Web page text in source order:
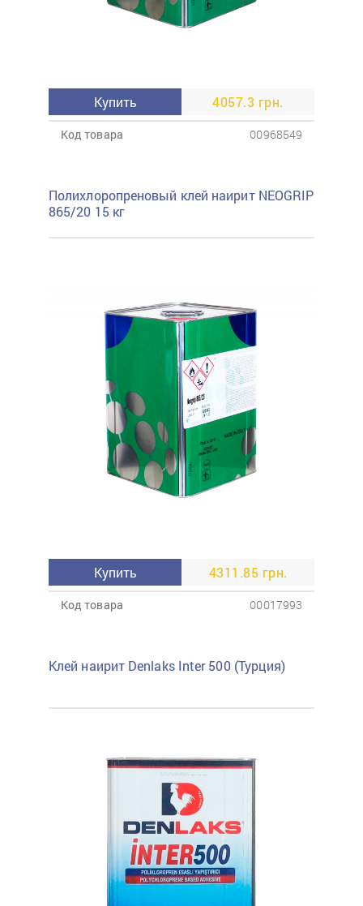
Купить 4057.3 грн.
Код товара 00968549
Полихлоропреновый клей наирит NEOGRIP
865/20 15 кг
Купить 4311.85 грн.
Код товара 00017993
Клей наирит Denlaks Inter 500 (Турция)